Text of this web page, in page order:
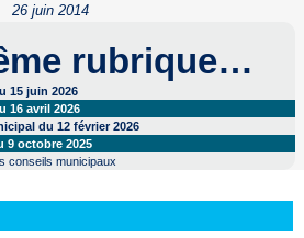
26 juin 2014
rubrique…
15 juin 2026
16 avril 2026
du 12 février 2026
9 octobre 2025
conseils municipaux